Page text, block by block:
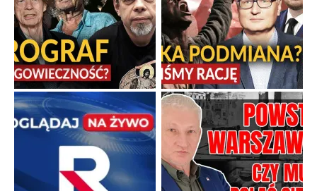
Niewykonalne rozkazy i polityczna katastrofa
Uczestnicy Powstania Warszawskiego zasługują na najwyższy
szacunek, ponieważ jako żołnierze otrzymali zadanie po prostu
niewykonalne.
Popularne